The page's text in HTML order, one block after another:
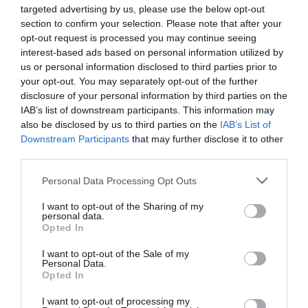
targeted advertising by us, please use the below opt-out
section to confirm your selection. Please note that after your
opt-out request is processed you may continue seeing
interest-based ads based on personal information utilized by
us or personal information disclosed to third parties prior to
your opt-out. You may separately opt-out of the further
disclosure of your personal information by third parties on the
IAB’s list of downstream participants. This information may
also be disclosed by us to third parties on the IAB’s List of
Downstream Participants that may further disclose it to other
Please note that this website/app uses one or more Google
not limited to your visit or usage behaviour. You may click to
grant or deny consent to Google and its third-party tags to
use your data for below specified purposes in below Google
consent section.
Personal Data Processing Opt Outs
I want to opt-out of the Sharing of my
personal data.
Opted In
I want to opt-out of the Sale of my
Personal Data.
Opted In
I want to opt-out of processing my
legkiterjedtebb útvonalhálózatát működteti:
131 ország 340 városába, összesen 352 úti
célra repül – ezzel a nemzetközi desztinációk
számában világelső. A társaság Romániában már
1993 óta jelen van, így az AJet számára is stabil
háttér biztosított.